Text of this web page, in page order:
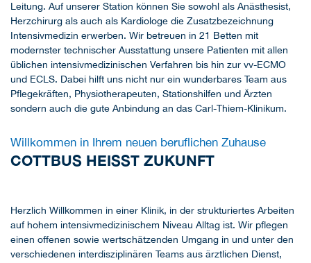
Leitung. Auf unserer Station können Sie sowohl als Anästhesist,
Herzchirurg als auch als Kardiologe die Zusatzbezeichnung
Intensivmedizin erwerben. Wir betreuen in 21 Betten mit
modernster technischer Ausstattung unsere Patienten mit allen
üblichen intensivmedizinischen Verfahren bis hin zur vv-ECMO
und ECLS. Dabei hilft uns nicht nur ein wunderbares Team aus
Pflegekräften, Physiotherapeuten, Stationshilfen und Ärzten
sondern auch die gute Anbindung an das Carl-Thiem-Klinikum.
Willkommen in Ihrem neuen beruflichen Zuhause
COTTBUS HEISST ZUKUNFT
Herzlich Willkommen in einer Klinik, in der strukturiertes Arbeiten
auf hohem intensivmedizinischem Niveau Alltag ist. Wir pflegen
einen offenen sowie wertschätzenden Umgang in und unter den
verschiedenen interdisziplinären Teams aus ärztlichen Dienst,